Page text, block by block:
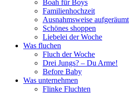
Boah für Boys
Familienhochzeit
Ausnahmsweise aufgeräumt
Schönes shoppen
Liebelei der Woche
Was fluchen
Fluch der Woche
Drei Jungs? – Du Arme!
Before Baby
Was unternehmen
Flinke Fluchten